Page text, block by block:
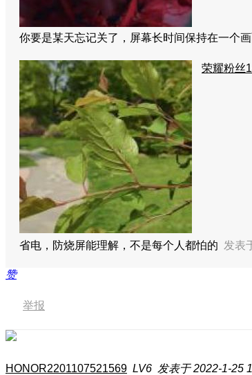
你要是某天忘记关了，屏幕长时间保持在一个
荣耀粉丝
省电，防烧屏能理解，不是每个人都怕的 发表
赞
举报
HONOR2201107521569 LV6 发表于 2022-1-25